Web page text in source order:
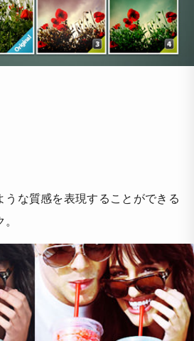
うな質感を表現することができる